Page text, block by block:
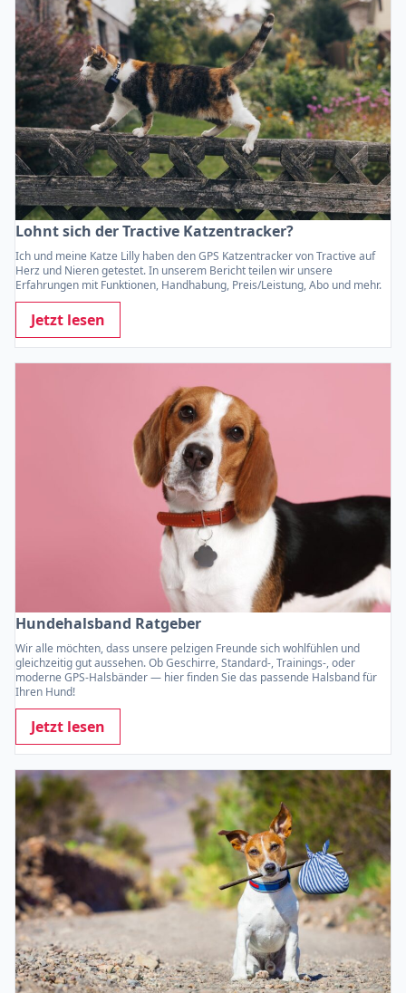
Lohnt sich der Tractive Katzentracker?
Ich und meine Katze Lilly haben den GPS Katzentracker von Tractive auf
Herz und Nieren getestet. In unserem Bericht teilen wir unsere
Erfahrungen mit Funktionen, Handhabung, Preis/Leistung, Abo und mehr.
Jetzt lesen
Hundehalsband Ratgeber
Wir alle möchten, dass unsere pelzigen Freunde sich wohlfühlen und
gleichzeitig gut aussehen. Ob Geschirre, Standard-, Trainings-, oder
moderne GPS-Halsbänder — hier finden Sie das passende Halsband für
Ihren Hund!
Jetzt lesen